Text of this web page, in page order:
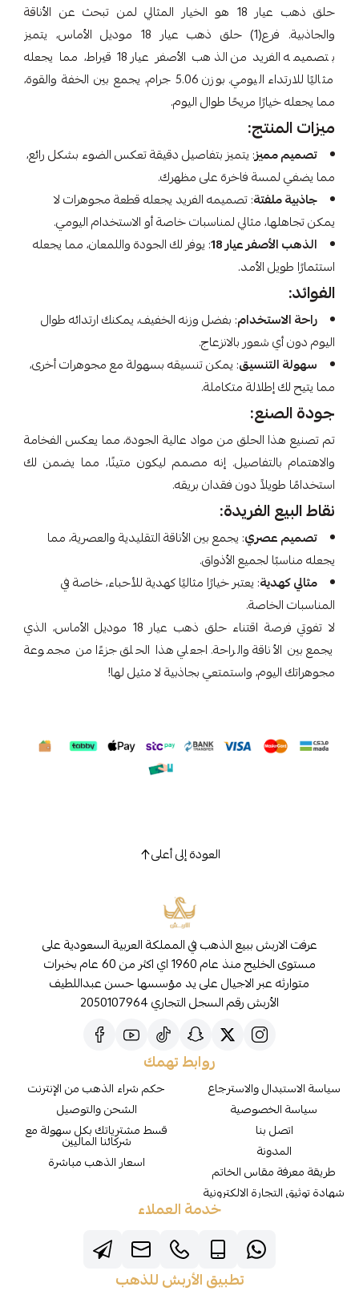
حلق ذهب عيار 18 هو الخيار المثالي لمن تبحث عن الأناقة
والجاذبية. فرع(1) حلق ذهب عيار 18 موديل الأماس، يتميز
بتصميمه الفريد من الذهب الأصفر عيار 18 قيراط، مما يجعله
مثاليًا للارتداء اليومي. بوزن 5.06 جرام، يجمع بين الخفة والقوة،
مما يجعله خيارًا مريحًا طوال اليوم.
ميزات المنتج:
تصميم مميز: يتميز بتفاصيل دقيقة تعكس الضوء بشكل رائع،
مما يضفي لمسة فاخرة على مظهرك.
جاذبية ملفتة: تصميمه الفريد يجعله قطعة مجوهرات لا
يمكن تجاهلها، مثالي لمناسبات خاصة أو الاستخدام اليومي.
الذهب الأصفر عيار 18
: يوفر لك الجودة واللمعان، مما يجعله
استثمارًا طويل الأمد.
الفوائد:
راحة الاستخدام: بفضل وزنه الخفيف، يمكنك ارتدائه طوال
اليوم دون أي شعور بالانزعاج.
سهولة التنسيق: يمكن تنسيقه بسهولة مع مجوهرات أخرى،
مما يتيح لك إطلالة متكاملة.
جودة الصنع:
تم تصنيع هذا الحلق من مواد عالية الجودة، مما يعكس الفخامة
والاهتمام بالتفاصيل. إنه مصمم ليكون متينًا، مما يضمن لك
استخدامًا طويلاً دون فقدان بريقه.
نقاط البيع الفريدة:
تصميم عصري: يجمع بين الأناقة التقليدية والعصرية، مما
يجعله مناسبًا لجميع الأذواق.
مثالي كهدية: يعتبر خيارًا مثاليًا كهدية للأحباء، خاصة في
المناسبات الخاصة.
لا تفوتي فرصة اقتناء حلق ذهب عيار 18 موديل الأماس، الذي
يجمع بين الأناقة والراحة. اجعلي هذا الحلق جزءًا من مجموعة
مجوهراتك اليوم، واستمتعي بجاذبية لا مثيل لها!
العودة إلى أعلى
عرفت الاربش ببيع الذهب في المملكة العربية السعودية على
مستوى الخليج منذ عام 1960 اي اكثر من 60 عام بخبرات
متوارثه عبر الاجيال على يد مؤسسها حسن عبداللطيف
الأربش رقم السجل التجاري 2050107964
روابط تهمك
سياسة الاستبدال والاسترجاع
سياسة الخصوصية
اتصل بنا
المدونة
طريقة معرفة مقاس الخاتم
شهادة توثيق التجارة الالكترونية
حكم شراء الذهب من الإنترنت
الشحن والتوصيل
قسط مشترياتك بكل سهولة مع
شركائنا الماليين
اسعار الذهب مباشرة
خدمة العملاء
تطبيق الأربش للذهب